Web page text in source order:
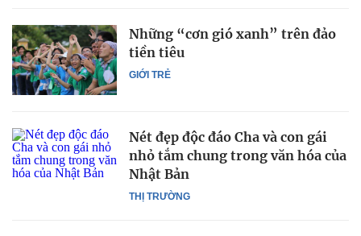
GIỚI TRẺ
Những “cơn gió xanh” trên đảo
tiền tiêu
THỊ TRƯỜNG
Nét đẹp độc đáo Cha và con gái
nhỏ tắm chung trong văn hóa của
Nhật Bản